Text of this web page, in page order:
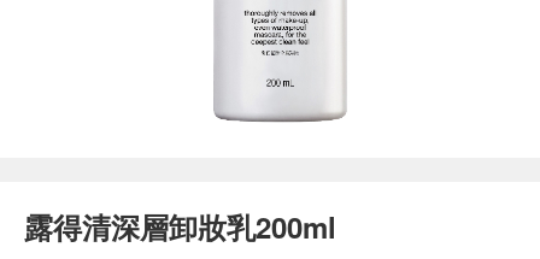
露得清深層卸妝乳200ml